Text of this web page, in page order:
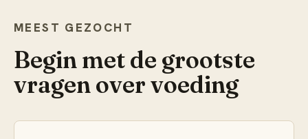
MEEST GEZOCHT
Begin met de grootste
vragen overvoeding